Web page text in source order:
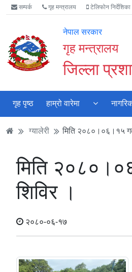
Accessibility
Mode
गर्नुहोस्
मुख्य
सामाग्री
मुख्य
नेभिगेसन
वेबसाइट
खोजमा
सम्पर्क गृह मन्त्रालय टेलिफोन निर्देशिका
नेपाल सरकार
गृह मन्त्रालय
जिल्ला
गृह पृष्ठ हाम्रो वारेमा
ग्यालेरी मिति २०८०।०६।१५
मिति
शिविर ।
२०८०-०६-१७